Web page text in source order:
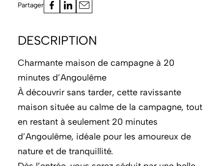
Partager
DESCRIPTION
Charmante maison de campagne à 20
minutes d’Angoulême
À découvrir sans tarder, cette ravissante
maison située au calme de la campagne, tout
en restant à seulement 20 minutes
d’Angoulême, idéale pour les amoureux de
nature et de tranquillité.